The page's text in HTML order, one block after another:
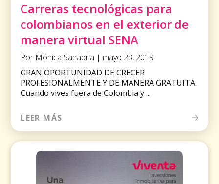
Carreras tecnológicas para
colombianos en el exterior de
manera virtual SENA
Por Mónica Sanabria | mayo 23, 2019
GRAN OPORTUNIDAD DE CRECER
PROFESIONALMENTE Y DE MANERA GRATUITA.
Cuando vives fuera de Colombia y ...
LEER MÁS